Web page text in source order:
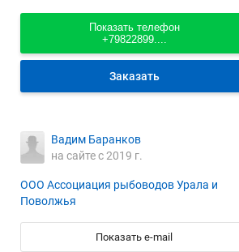
Показать телефон
+79822899....
Заказать
Вадим Баранков
на сайте с 2019 г.
ООО Ассоциация рыбоводов Урала и
Поволжья
Показать e-mail